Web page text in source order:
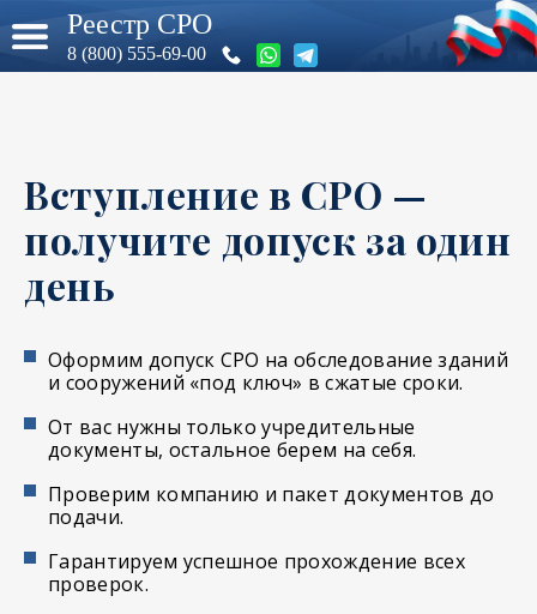
Реестр СРО
8 (800) 555-69-00
Вступление в СРО —
получите допуск за один
день
Оформим допуск СРО на обследование зданий
и сооружений «под ключ» в сжатые сроки.
От вас нужны только учредительные
документы, остальное берем на себя.
Проверим компанию и пакет документов до
подачи.
Гарантируем успешное прохождение всех
проверок.